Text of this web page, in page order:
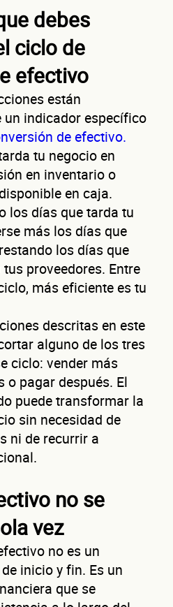
debes
ciclo de
efectivo
están
indicador específico
de efectivo.
tu negocio en
en inventario o
en caja.
los días que tarda tu
más los días que
los días que
proveedores. Entre
más eficiente es tu
descritas en este
alguno de los tres
ciclo: vender más
o pagar después. El
puede transformar la
sin necesidad de
ni de recurrir a
no se
vez
no es un
inicio y fin. Es un
que se